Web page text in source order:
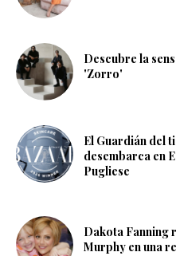
Descubre la
'Zorro'
El Guardián del
desembarca en
Pugliese
Dakota Fanning
Murphy en una